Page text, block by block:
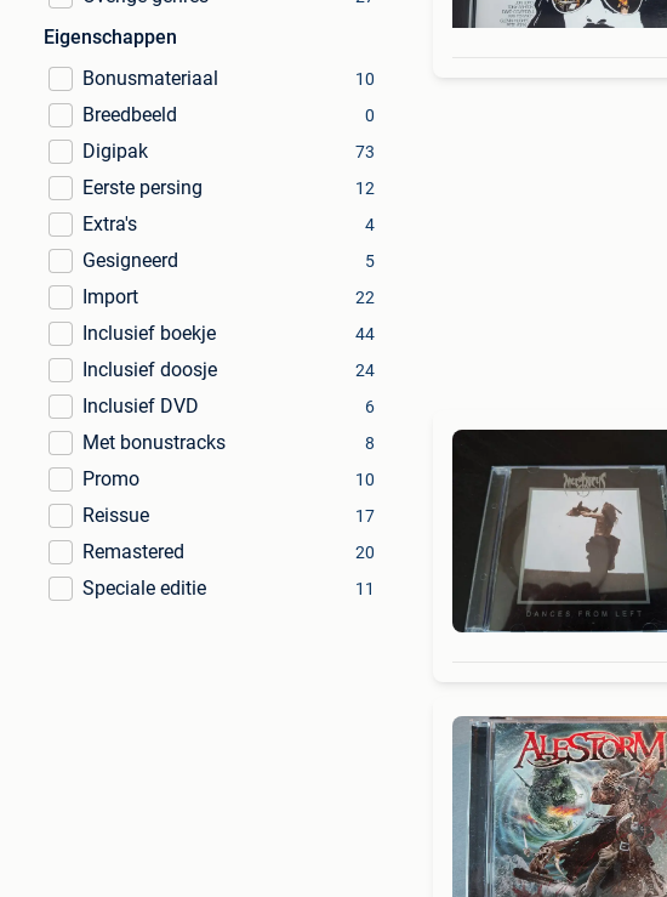
Eigenschappen
Bonusmateriaal
10
Breedbeeld 0
Digipak 73
Eerste persing 12
Extra's 4
Gesigneerd 5
Import 22
Inclusief boekje 44
Inclusief doosje 24
Inclusief DVD 6
Met bonustracks 8
Promo 10
Reissue 17
Remastered 20
Speciale editie 11